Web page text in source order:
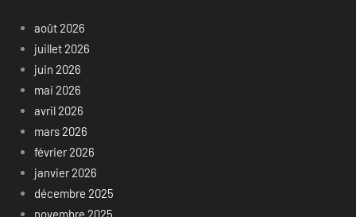
août 2026
juillet 2026
juin 2026
mai 2026
avril 2026
mars 2026
février 2026
janvier 2026
décembre 2025
novembre 2025